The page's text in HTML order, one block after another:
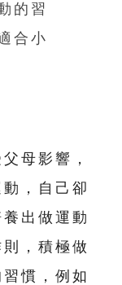
的習
合小
母影響，
，自己卻
出做運動
，積極做
慣，例如